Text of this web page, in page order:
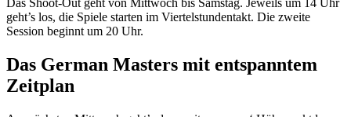
geht’s los, die Spiele starten im Viertelstundentakt. Die zweite
Session beginnt um 20 Uhr.
Das German Masters mit entspanntem
Zeitplan